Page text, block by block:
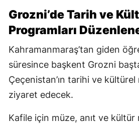
Grozni’de Tarih ve
Programları
Kahramanmaraş’tan giden
süresince başkent Grozni
Çeçenistan’ın tarihi ve kültürel
ziyaret edecek.
Kafile için müze, anıt ve